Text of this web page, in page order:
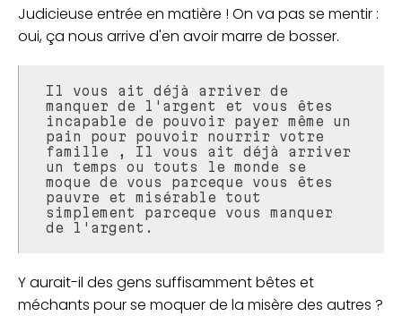
Judicieuse entrée en matière ! On va pas se mentir :
oui, ça nous arrive d'en avoir marre de bosser.
Il vous ait déjà arriver de
manquer de l'argent et vous êtes
incapable de pouvoir payer même un
pain pour pouvoir nourrir votre
famille , Il vous ait déjà arriver
un temps ou touts le monde se
moque de vous parceque vous êtes
pauvre et misérable tout
simplement parceque vous manquer
de l'argent.
Y aurait-il des gens suffisamment bêtes et
méchants pour se moquer de la misère des autres ?